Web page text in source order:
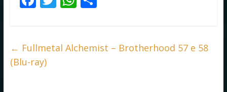
b
o
er s e
← Fullmetal Alchemist – Brotherhood 57 e 58
(Blu-ray)